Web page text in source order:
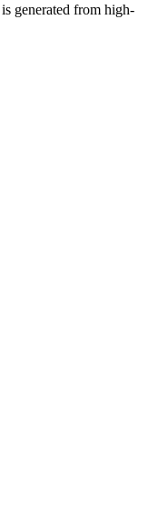
generated from high-